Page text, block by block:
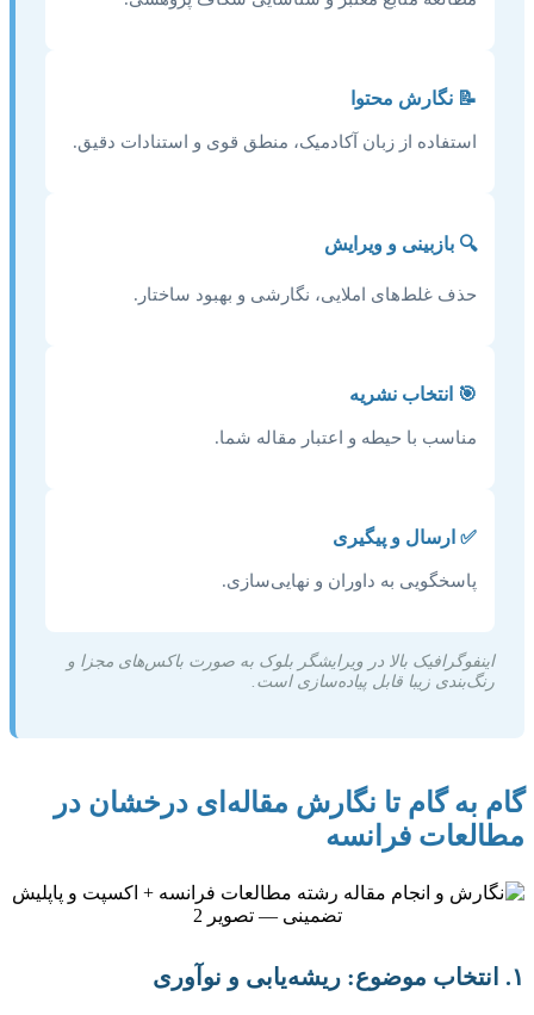
📝 نگارش محتوا
استفاده از زبان آکادمیک، منطق قوی و استنادات دقیق.
🔍 بازبینی و ویرایش
حذف غلط‌های املایی، نگارشی و بهبود ساختار.
🎯 انتخاب نشریه
مناسب با حیطه و اعتبار مقاله شما.
✅ ارسال و پیگیری
پاسخگویی به داوران و نهایی‌سازی.
اینفوگرافیک بالا در ویرایشگر بلوک به صورت باکس‌های مجزا و
رنگ‌بندی زیبا قابل پیاده‌سازی است.
گام به گام تا نگارش مقاله‌ای درخشان در
مطالعات فرانسه
۱. انتخاب موضوع: ریشه‌یابی و نوآوری